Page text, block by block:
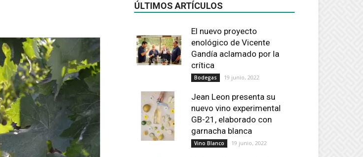
ÚLTIMOS ARTÍCULOS
El nuevo proyecto
enológico de Vicente
Gandía aclamado por la
crítica
Bodegas 19 junio, 2022
Jean Leon presenta su
nuevo vino experimental
GB-21, elaborado con
garnacha blanca
Vino Blanco 19 junio, 2022